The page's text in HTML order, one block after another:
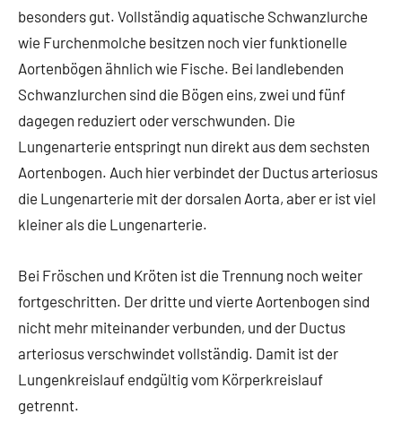
besonders gut. Vollständig aquatische Schwanzlurche
wie Furchenmolche besitzen noch vier funktionelle
Aortenbögen ähnlich wie Fische. Bei landlebenden
Schwanzlurchen sind die Bögen eins, zwei und fünf
dagegen reduziert oder verschwunden. Die
Lungenarterie entspringt nun direkt aus dem sechsten
Aortenbogen. Auch hier verbindet der Ductus arteriosus
die Lungenarterie mit der dorsalen Aorta, aber er ist viel
kleiner als die Lungenarterie.
Bei Fröschen und Kröten ist die Trennung noch weiter
fortgeschritten. Der dritte und vierte Aortenbogen sind
nicht mehr miteinander verbunden, und der Ductus
arteriosus verschwindet vollständig. Damit ist der
Lungenkreislauf endgültig vom Körperkreislauf
getrennt.